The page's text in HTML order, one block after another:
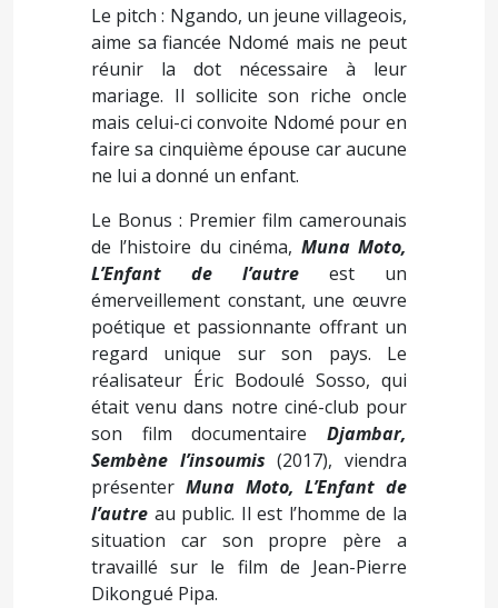
Le pitch : Ngando, un jeune villageois,
aime sa fiancée Ndomé mais ne peut
réunir la dot nécessaire à leur
mariage. Il sollicite son riche oncle
mais celui-ci convoite Ndomé pour en
faire sa cinquième épouse car aucune
ne lui a donné un enfant.
Le Bonus : Premier film camerounais
de l’histoire du cinéma, Muna Moto,
L’Enfant de l’autre est un
émerveillement constant, une œuvre
poétique et passionnante offrant un
regard unique sur son pays. Le
réalisateur Éric Bodoulé Sosso, qui
était venu dans notre ciné-club pour
son film documentaire Djambar,
Sembène l’insoumis (2017), viendra
présenter Muna Moto, L’Enfant de
l’autre au public. Il est l’homme de la
situation car son propre père a
travaillé sur le film de Jean-Pierre
Dikongué Pipa.